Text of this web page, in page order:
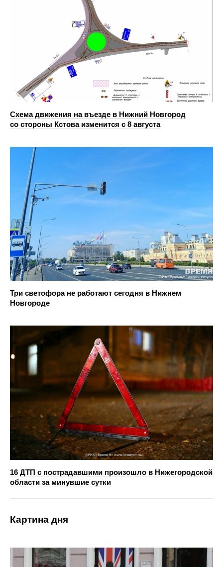
Схема движения на въезде в Нижний Новгород
со стороны Кстова изменится с 8 августа
Три светофора не работают сегодня в Нижнем
Новгороде
16 ДТП с пострадавшими произошло в Нижегородской
области за минувшие сутки
Картина дня